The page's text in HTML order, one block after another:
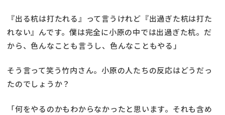
『出る杭は打たれる』って言うけれど『出過ぎた杭は打た
れない』んです。僕は完全に小原の中では出過ぎた杭。だ
から、色んなことも言うし、色んなこともやる」
そう言って笑う竹内さん。小原の人たちの反応はどうだっ
たのでしょうか？
「何をやるのかもわからなかったと思います。それも含め